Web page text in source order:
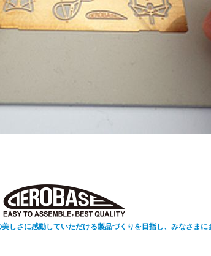
しさに感動していただける製品づくりを目指し、みなさまに